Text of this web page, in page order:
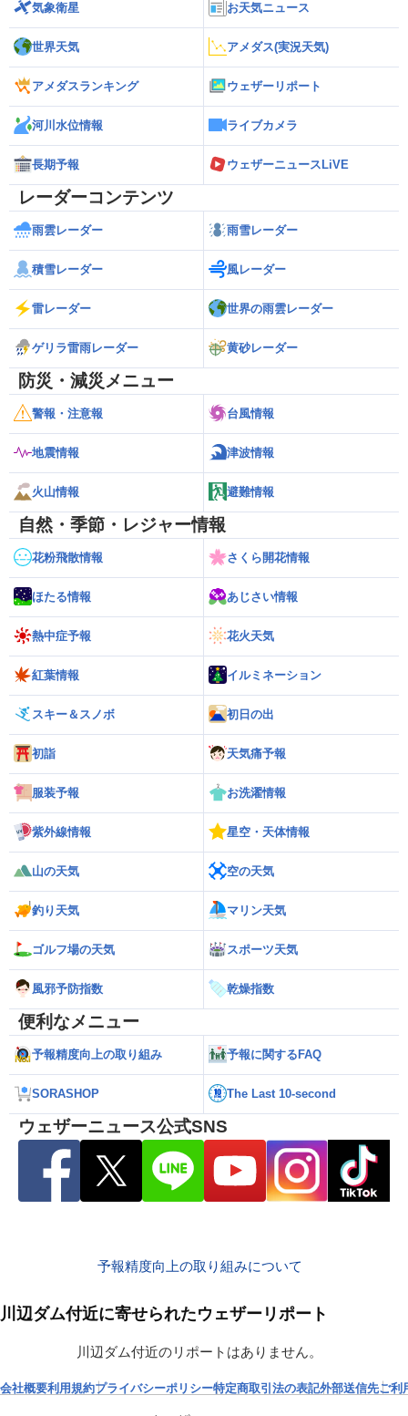
気象衛星 お天気ニュース
世界天気 アメダス(実況天気)
アメダスランキング ウェザーリポート
河川水位情報 ライブカメラ
長期予報 ウェザーニュースLiVE
レーダーコンテンツ
雨雲レーダー 雨雪レーダー
積雪レーダー 風レーダー
雷レーダー 世界の雨雲レーダー
ゲリラ雷雨レーダー 黄砂レーダー
防災・減災メニュー
警報・注意報 台風情報
地震情報 津波情報
火山情報 避難情報
自然・季節・レジャー情報
花粉飛散情報 さくら開花情報
ほたる情報 あじさい情報
熱中症予報 花火天気
紅葉情報 イルミネーション
スキー＆スノボ 初日の出
初詣 天気痛予報
服装予報 お洗濯情報
紫外線情報 星空・天体情報
山の天気 空の天気
釣り天気 マリン天気
ゴルフ場の天気 スポーツ天気
風邪予防指数 乾燥指数
便利なメニュー
予報精度向上の取り組み 予報に関するFAQ
SORASHOP The Last 10-second
ウェザーニュース公式SNS
予報精度向上の取り組みについて
川辺ダム付近に寄せられたウェザーリポート
川辺ダム付近のリポートはありません。
会社概要利用規約プライバシーポリシー特定商取引法の表記外部送信先ご利